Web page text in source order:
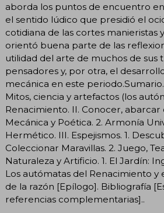
aborda los puntos de encuentro
el sentido lúdico que presidió el
cotidiana de las cortes manieristas
orientó buena parte de las
utilidad del arte de muchos de sus
pensadores y, por otra, el
mecánica en este
Mitos, ciencia y artefactos (los
Renacimiento. II. Conocer, abarcar
Mecánica y Poética. 2. Armonía
Hermético. III. Espejismos. 1.
Coleccionar Maravillas. 2. Juego,
Naturaleza y Artificio. 1. El Jardín:
Los autómatas del Renacimiento y
de la razón [Epílogo]. Bibliografía
referencias complementarias]..